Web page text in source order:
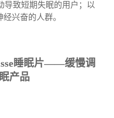
导致短期失眠的用户；以
兴奋的人群。
睡眠片——缓慢调
产品